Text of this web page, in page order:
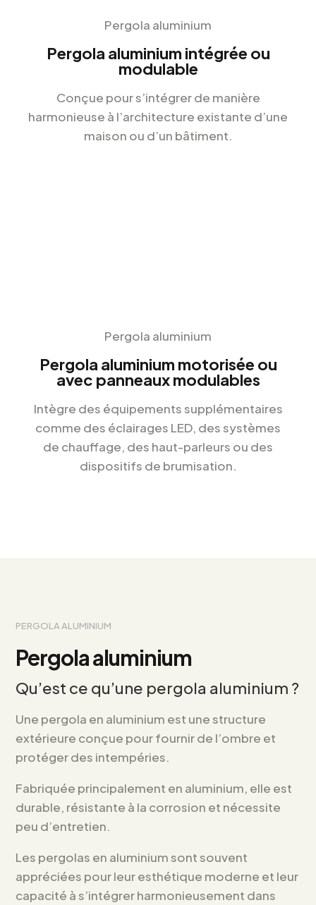
Pergola aluminium
Pergola aluminium intégrée ou
modulable
Conçue pour s’intégrer de manière
harmonieuse à l’architecture existante d’une
maison ou d’un bâtiment.
Pergola aluminium
Pergola aluminium motorisée ou
avec panneaux modulables
Intègre des équipements supplémentaires
comme des éclairages LED, des systèmes
de chauffage, des haut-parleurs ou des
dispositifs de brumisation.
PERGOLA ALUMINIUM
Pergola aluminium
Qu’est ce qu’une pergola aluminium ?
Une pergola en aluminium est une structure
extérieure conçue pour fournir de l’ombre et
protéger des intempéries.
Fabriquée principalement en aluminium, elle est
durable, résistante à la corrosion et nécessite
peu d’entretien.
Les pergolas en aluminium sont souvent
appréciées pour leur esthétique moderne et leur
capacité à s’intégrer harmonieusement dans